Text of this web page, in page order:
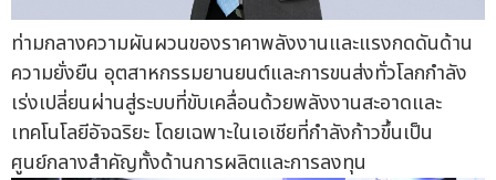
ท่ามกลางความผันผวนของราคาพลังงานและแรงกดดันด้าน
ความยั่งยืน อุตสาหกรรมยานยนต์และการขนส่งทั่วโลกกำลัง
เร่งเปลี่ยนผ่านสู่ระบบที่ขับเคลื่อนด้วยพลังงานสะอาดและ
เทคโนโลยีอัจฉริยะ โดยเฉพาะในเอเชียที่กำลังก้าวขึ้นเป็น
ศูนย์กลางสำคัญทั้งด้านการผลิตและการลงทุน